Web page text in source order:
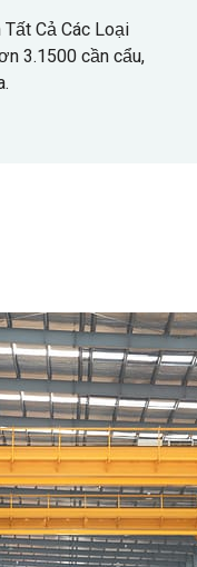
Cả Các Loại
3.1500 cần cẩu,